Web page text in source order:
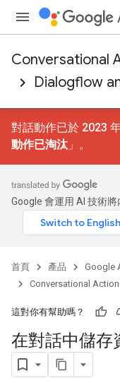
Conversational
Dialogflow
對話動作已於 2023
動作已淘汰 」。
Google 會運用 AI 技術
首頁 產品 Google
Conversational
這對你有幫助嗎？
在對話中儲存